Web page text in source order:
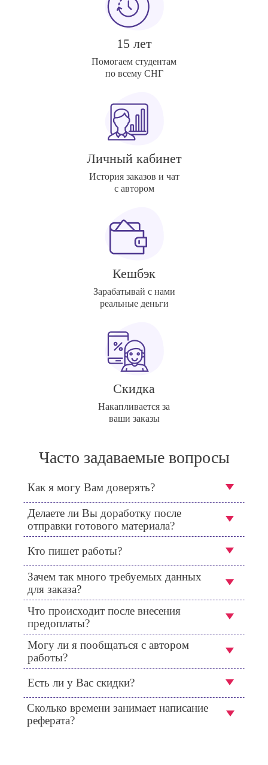
15 лет
Помогаем студентам
по всему СНГ
Личный кабинет
История заказов и чат
с автором
Кешбэк
Зарабатывай с нами
реальные деньги
Скидка
Накапливается за
ваши заказы
Часто задаваемые вопросы
Как я могу Вам доверять?
Делаете ли Вы доработку после
отправки готового материала?
Кто пишет работы?
Зачем так много требуемых данных
для заказа?
Что происходит после внесения
предоплаты?
Могу ли я пообщаться с автором
работы?
Есть ли у Вас скидки?
Сколько времени занимает написание
реферата?